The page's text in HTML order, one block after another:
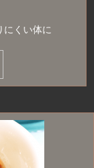
にくい体に